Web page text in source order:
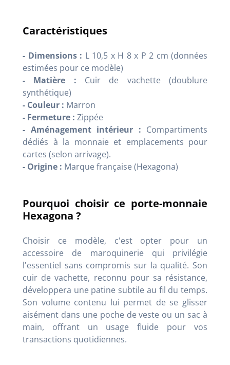
Caractéristiques
- Dimensions : L 10,5 x H 8 x P 2 cm (données
estimées pour ce modèle)
- Matière : Cuir de vachette (doublure
synthétique)
- Couleur : Marron
- Fermeture : Zippée
- Aménagement intérieur : Compartiments
dédiés à la monnaie et emplacements pour
cartes (selon arrivage).
- Origine : Marque française (Hexagona)
Pourquoi choisir ce porte-monnaie
Hexagona ?
Choisir ce modèle, c'est opter pour un
accessoire de maroquinerie qui privilégie
l'essentiel sans compromis sur la qualité. Son
cuir de vachette, reconnu pour sa résistance,
développera une patine subtile au fil du temps.
Son volume contenu lui permet de se glisser
aisément dans une poche de veste ou un sac à
main, offrant un usage fluide pour vos
transactions quotidiennes.